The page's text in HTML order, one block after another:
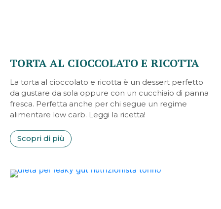
TORTA AL CIOCCOLATO E RICOTTA
La torta al cioccolato e ricotta è un dessert perfetto
da gustare da sola oppure con un cucchiaio di panna
fresca. Perfetta anche per chi segue un regime
alimentare low carb. Leggi la ricetta!
Scopri di più